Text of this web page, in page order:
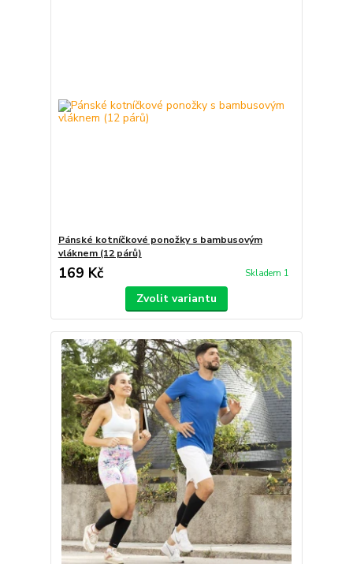
Pánské kotníčkové ponožky s bambusovým
vláknem (12 párů)
169 Kč Skladem 1
Zvolit variantu